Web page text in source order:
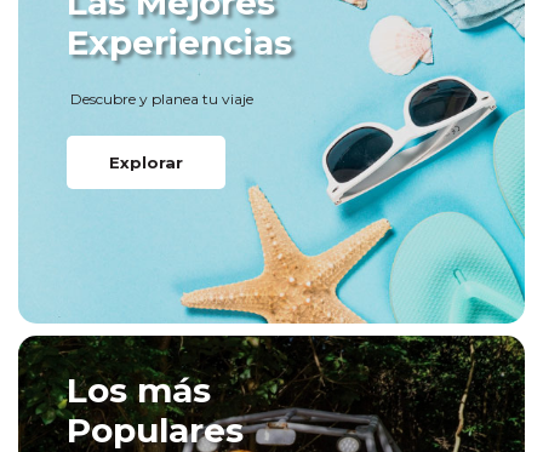
Experiencias
Descubre y planea tu viaje
Explorar
Los más
Populares